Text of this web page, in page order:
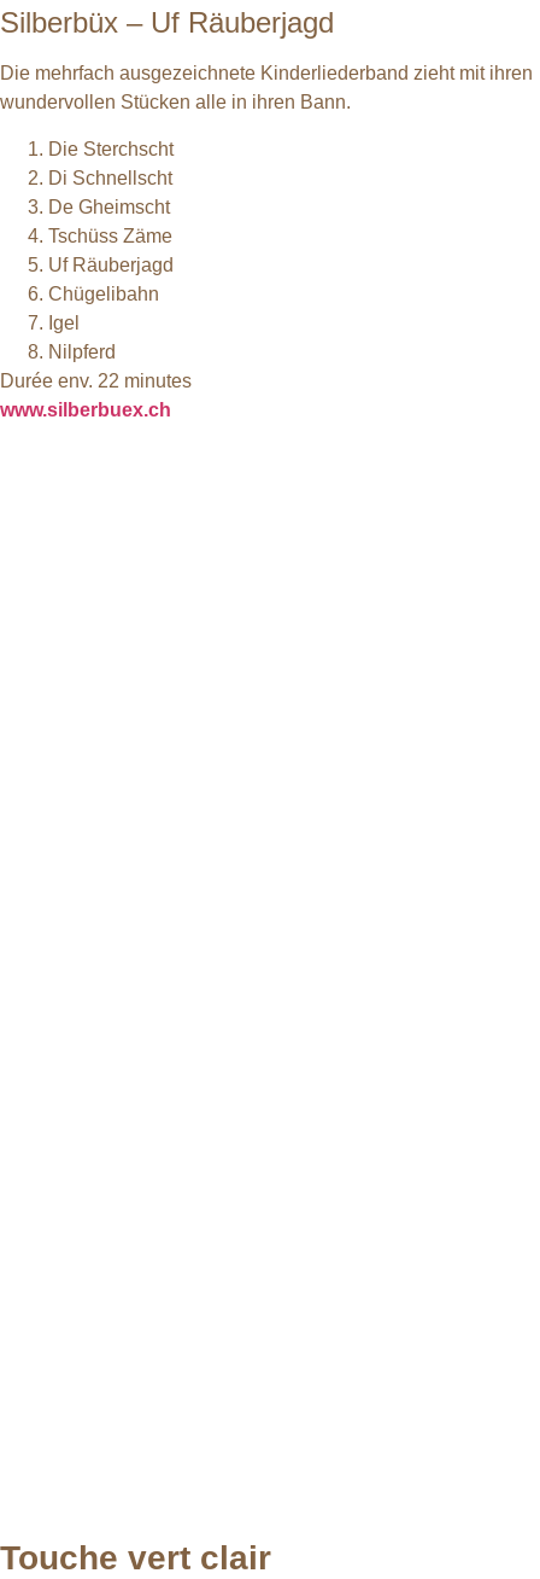
Silberbüx – Uf Räuberjagd
Die mehrfach ausgezeichnete Kinderliederband zieht mit ihren
wundervollen Stücken alle in ihren Bann.
Die Sterchscht
Di Schnellscht
De Gheimscht
Tschüss Zäme
Uf Räuberjagd
Chügelibahn
Igel
Nilpferd
Durée env. 22 minutes
www.silberbuex.ch
Touche vert clair